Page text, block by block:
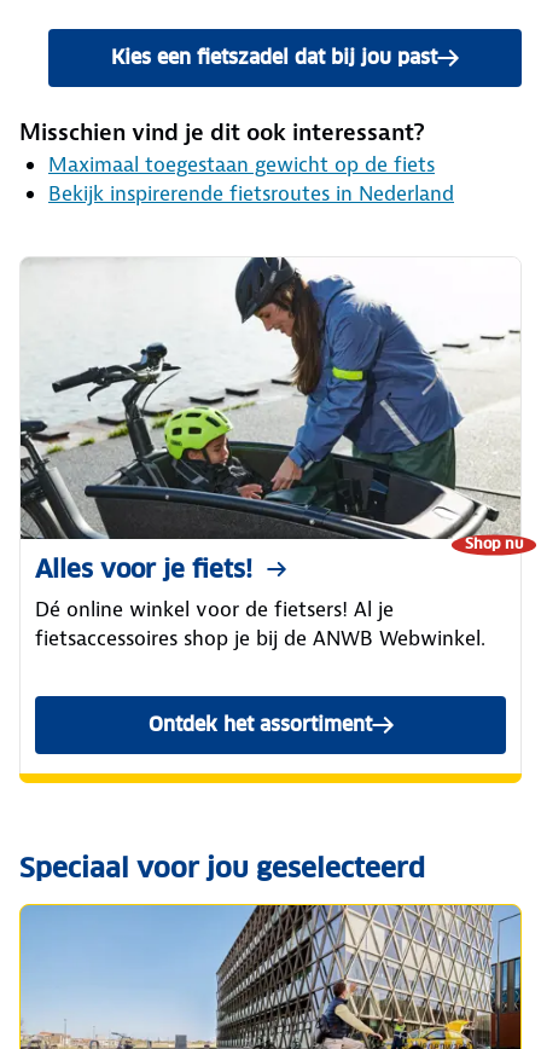
Kies een fietszadel dat bij jou past
Misschien vind je dit ook interessant?
Maximaal toegestaan gewicht op de fiets
Bekijk inspirerende fietsroutes in Nederland
Shop nu
Alles voor je fiets!
Dé online winkel voor de fietsers! Al je
fietsaccessoires shop je bij de ANWB Webwinkel.
Ontdek het assortiment
Speciaal voor jou geselecteerd